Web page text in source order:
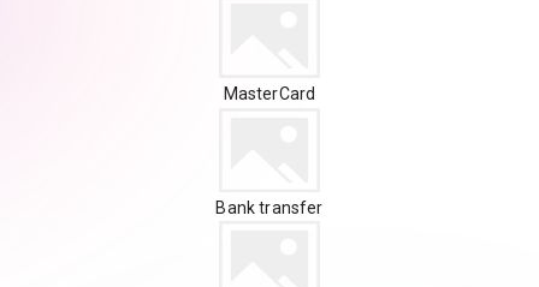
MasterCard
Bank transfer